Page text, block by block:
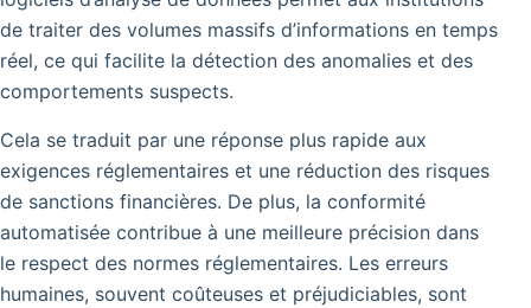
de traiter des volumes massifs d’informations en temps
réel, ce qui facilite la détection des anomalies et des
comportements suspects.
Cela se traduit par une réponse plus rapide aux
exigences réglementaires et une réduction des risques
de sanctions financières. De plus, la conformité
automatisée contribue à une meilleure précision dans
le respect des normes réglementaires. Les erreurs
humaines, souvent coûteuses et préjudiciables, sont